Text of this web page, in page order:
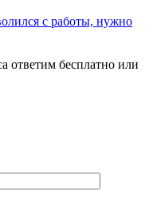
с работы, нужно
ответим бесплатно или